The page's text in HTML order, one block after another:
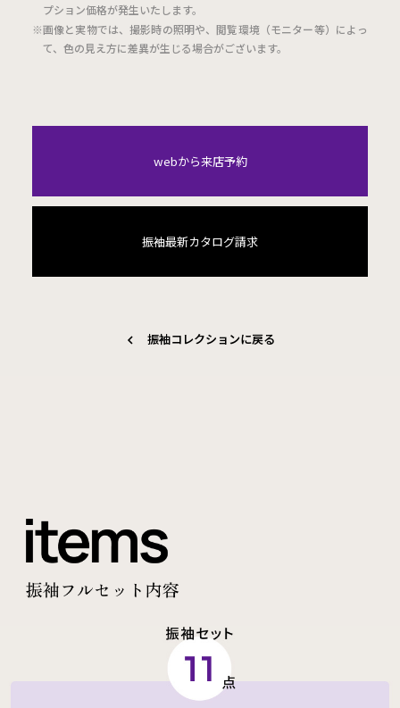
プション価格が発生いたします。
※画像と実物では、撮影時の照明や、閲覧環境（モニター等）によっ
て、色の見え方に差異が生じる場合がございます。
webから来店予約
振袖最新カタログ請求
振袖コレクションに戻る